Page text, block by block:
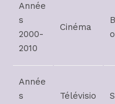
Année
s
2000-
2010
Cinéma
Année
s
Télévisio